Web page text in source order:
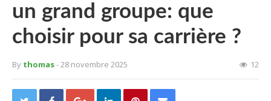
un grand groupe: que
choisir pour sa carrière ?
By thomas- 28 novembre 2025 12